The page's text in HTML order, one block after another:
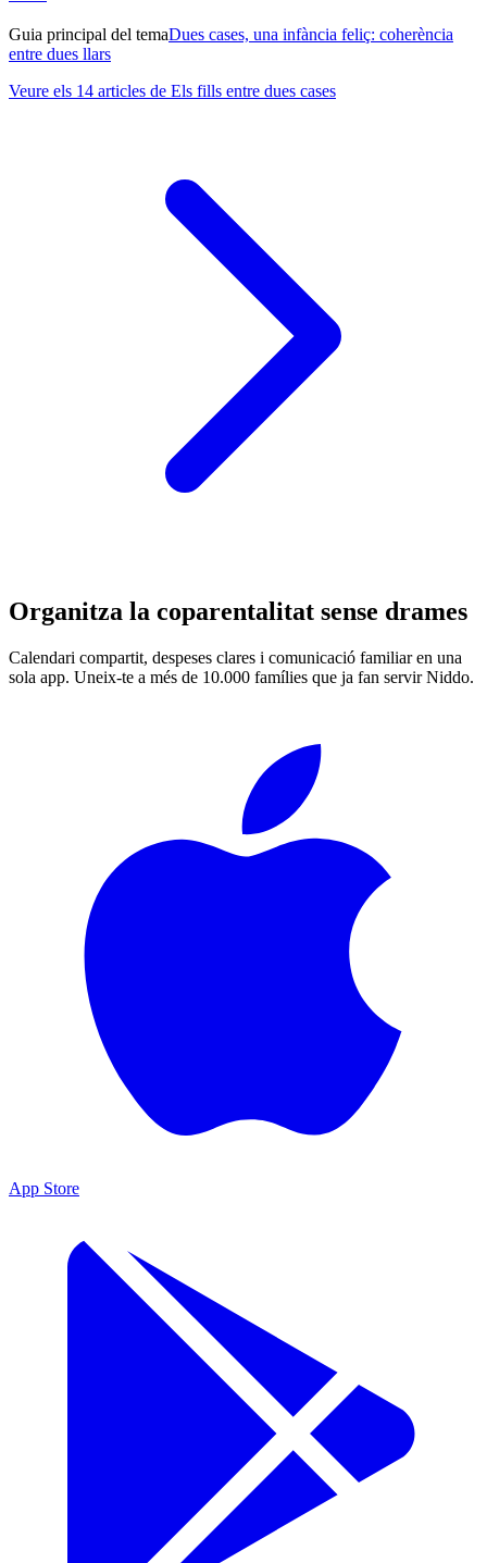
Guia principal del temaDues cases, una infància feliç: coherència
entre dues llars
Veure els 14 articles de Els fills entre dues cases
Organitza la coparentalitat sense drames
Calendari compartit, despeses clares i comunicació familiar en una
sola app. Uneix-te a més de 10.000 famílies que ja fan servir Niddo.
App Store